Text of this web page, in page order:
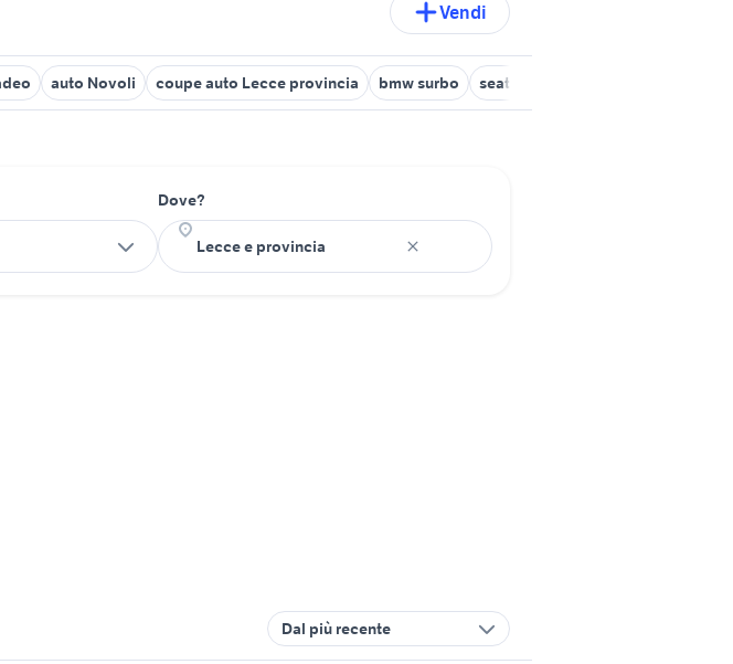
Vendi
auto Novoli coupe auto Lecce provincia bmw surbo seat ibiza accessori auto Lecce
Dove?
Dal più recente